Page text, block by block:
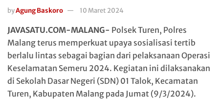
byAgung Baskoro 10 Maret 2024
JAVASATU.COM-MALANG- Polsek Turen, Polres
Malang terus memperkuat upaya sosialisasi tertib
berlalu lintas sebagai bagian dari pelaksanaan Operasi
Keselamatan Semeru 2024. Kegiatan ini dilaksanakan
di Sekolah Dasar Negeri (SDN) 01 Talok, Kecamatan
Turen, Kabupaten Malang pada Jumat (9/3/2024).